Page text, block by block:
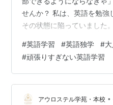
せんか？ 私は、英語を勉強
その状態に陥っていました
やらなきゃ」と情報ばかり
つけたらいいのか分からな
ると、 その頃の私は少し
います。 その後英語を続
らなくてもよかったな」 「
#英語学習 #英語独学 #
#頑張りすぎない英語学習
アウロステル学苑・本校 •